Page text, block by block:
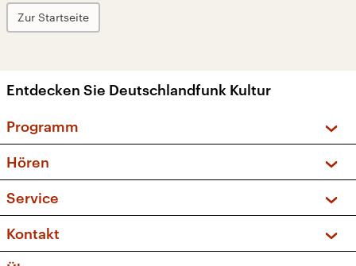
Zur Startseite
Entdecken Sie Deutschlandfunk Kultur
Programm
Sendungen und Podcasts
Musikliste
Kakadu – Das Kinderprogramm
Hören
Frequenzen (UKW + DAB+)
Service
FAQ
Apps
Kontakt